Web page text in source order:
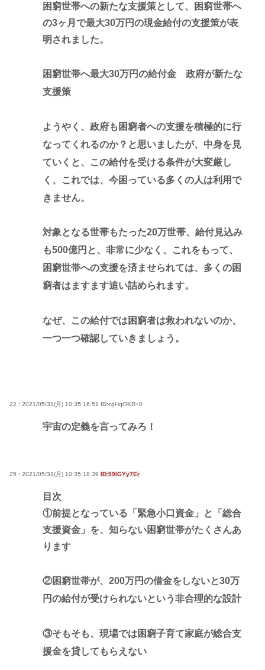
困窮世帯への新たな支援策として、困窮世帯へ
の3ヶ月で最大30万円の現金給付の支援策が表
明されました。
困窮世帯へ最大30万円の給付金 政府が新たな
支援策
ようやく、政府も困窮者への支援を積極的に行
なってくれるのか？と思いましたが、中身を見
ていくと、この給付を受ける条件が大変厳し
く、これでは、今困っている多くの人は利用で
きません。
対象となる世帯もたった20万世帯、給付見込み
も500億円と、非常に少なく、これをもって、
困窮世帯への支援を済ませられては、多くの困
窮者はますます追い詰められます。
なぜ、この給付では困窮者は救われないのか、
一つ一つ確認していきましょう。
22 : 2021/05/31(月) 10:35:16.51 ID:cgHqOKR+0
宇宙の定義を言ってみろ！
25 : 2021/05/31(月) 10:35:18.39 ID:99lGYy7Er
目次
①前提となっている「緊急小口資金」と「総合
支援資金」を、知らない困窮世帯がたくさんあ
ります
②困窮世帯が、200万円の借金をしないと30万
円の給付が受けられないという非合理的な設計
③そもそも、現場では困窮子育て家庭が総合支
援金を貸してもらえない